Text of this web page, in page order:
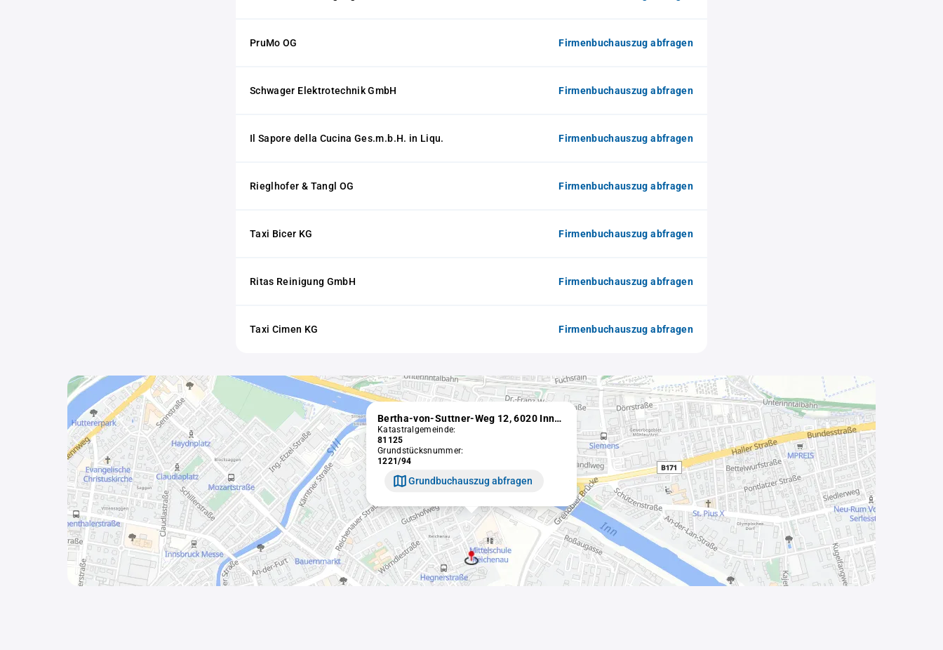
PruMo OG Firmenbuchauszug abfragen
Schwager Elektrotechnik GmbH Firmenbuchauszug abfragen
Il Sapore della Cucina Ges.m.b.H. in Liqu. Firmenbuchauszug abfragen
Rieglhofer & Tangl OG Firmenbuchauszug abfragen
Taxi Bicer KG Firmenbuchauszug abfragen
Ritas Reinigung GmbH Firmenbuchauszug abfragen
Taxi Cimen KG Firmenbuchauszug abfragen
Bertha-von-Suttner-Weg 12, 6020 Innsbruck
Katastralgemeinde:
81125
Grundstücksnummer:
1221/94
Grundbuchauszug abfragen